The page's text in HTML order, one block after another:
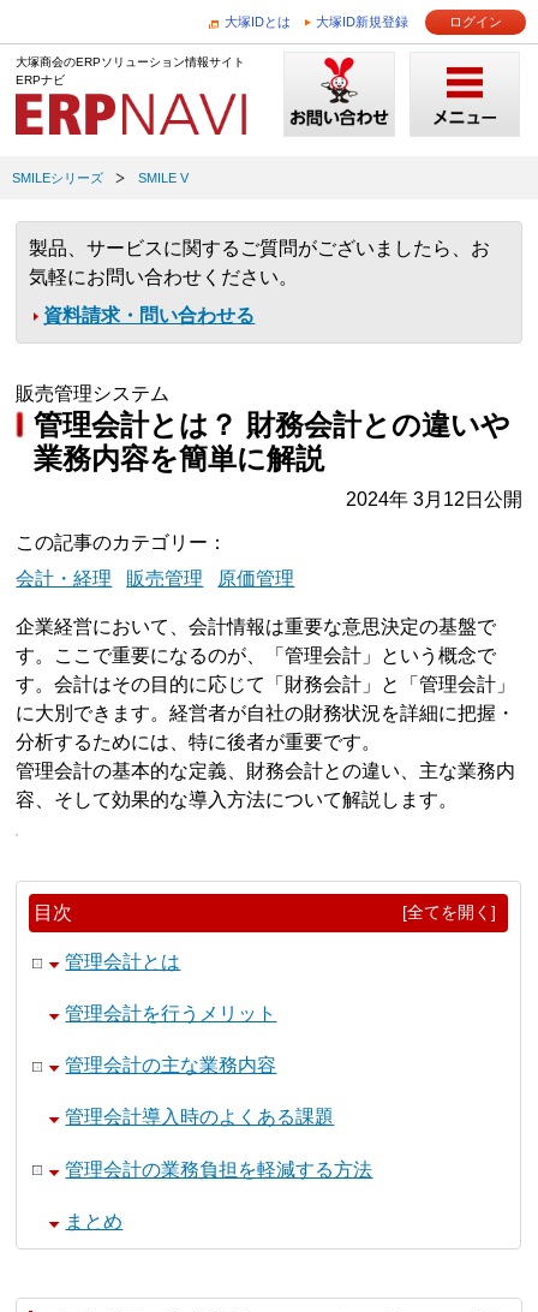
大塚IDとは 大塚ID新規登録 ログイン
大塚商会のERPソリューション情報サイト
ERPナビ
SMILEシリーズ SMILE V
製品、サービスに関するご質問がございましたら、お
気軽にお問い合わせください。
資料請求・問い合わせる
販売管理システム
管理会計とは？ 財務会計との違いや
業務内容を簡単に解説
2024年 3月12日公開
この記事のカテゴリー
会計・経理
販売管理 原価管理
企業経営において、会計情報は重要な意思決定の基盤で
す。ここで重要になるのが、「管理会計」という概念で
す。会計はその目的に応じて「財務会計」と「管理会計」
に大別できます。経営者が自社の財務状況を詳細に把握・
分析するためには、特に後者が重要です。
管理会計の基本的な定義、財務会計との違い、主な業務内
容、そして効果的な導入方法について解説します。
目次 [全てを開く]
管理会計とは
管理会計を行うメリット
管理会計の主な業務内容
管理会計導入時のよくある課題
管理会計の業務負担を軽減する方法
まとめ